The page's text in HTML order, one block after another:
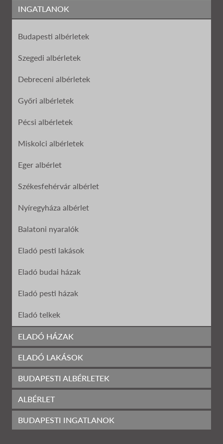
INGATLANOK
Budapesti albérletek
Szegedi albérletek
Debreceni albérletek
Győri albérletek
Pécsi albérletek
Miskolci albérletek
Eger albérlet
Székesfehérvár albérlet
Nyíregyháza albérlet
Balatoni nyaralók
Eladó pesti lakások
Eladó budai házak
Eladó pesti házak
Eladó telkek
Eladó garázs
Kiadó garázsok
Eladó nyaralók
Sürgősen eladó
Tulajdonostól eladó
ELADÓ HÁZAK
Eladó házak Budapesten
Eladó házak Szegeden
Eladó házak Székesfehérvár
Eladó házak Pécs
ELADÓ LAKÁSOK
Eladó lakások Szeged
Eladó lakások Székesfehérvár
Eladó lakások Pécs
BUDAPESTI ALBÉRLETEK
Ingatlanok Szeged
Ingatlanok Székesfehérvár
ALBÉRLET
Albérlet I. kerület
BUDAPESTI INGATLANOK